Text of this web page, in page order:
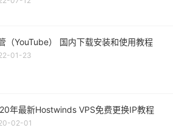
（YouTube） 国内下载安装和使用教程
01-23
年最新Hostwinds VPS免费更换IP教程
02-01